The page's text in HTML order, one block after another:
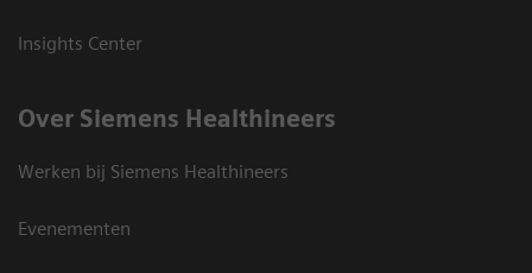
Insights Center
Over Siemens Healthineers
Werken bij Siemens Healthineers
Evenementen